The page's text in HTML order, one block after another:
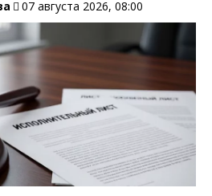
07 августа 2026, 08:00